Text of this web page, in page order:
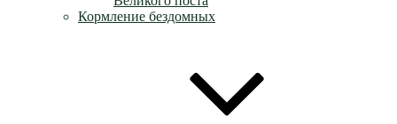
Кормление бездомных